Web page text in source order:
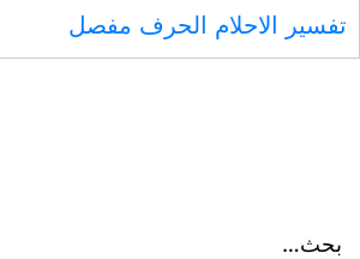
تفسير الاحلام الحرف مفصل
بحث…